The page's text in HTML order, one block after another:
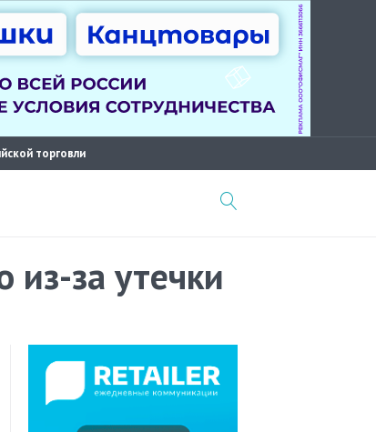
торговли
из-за утечки